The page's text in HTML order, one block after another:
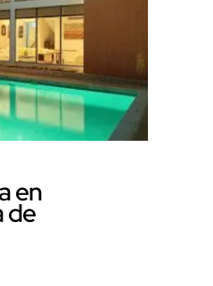
realidad
excepcional
en
de